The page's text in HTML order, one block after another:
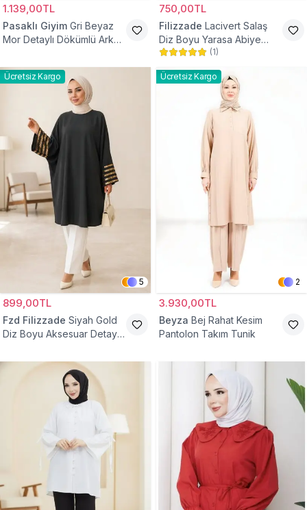
1.139,00TL
Pasaklı Giyim Gri Beyaz
Mor Detaylı Dökümlü Arkası
750,00TL
Filizzade Lacivert Salaş
Diz Boyu Yarasa Abiye
Tunik
(1)
Ücretsiz Kargo
5
899,00TL
Fzd Filizzade Siyah Gold
Diz Boyu Aksesuar Detaylı
Ücretsiz Kargo
2
3.930,00TL
Beyza Bej Rahat Kesim
Pantolon Takım Tunik